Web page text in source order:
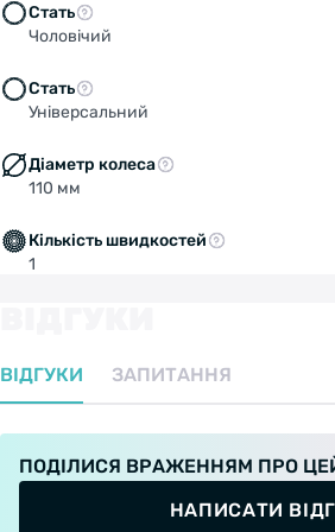
Стать
Чоловічий
Стать
Універсальний
Діаметр колеса
110 мм
Кількість швидкостей
1
ВІДГУКИ ЗАПИТАННЯ
ПОДІЛИСЯ ВРАЖЕННЯМ ПРО
НАПИСАТИ